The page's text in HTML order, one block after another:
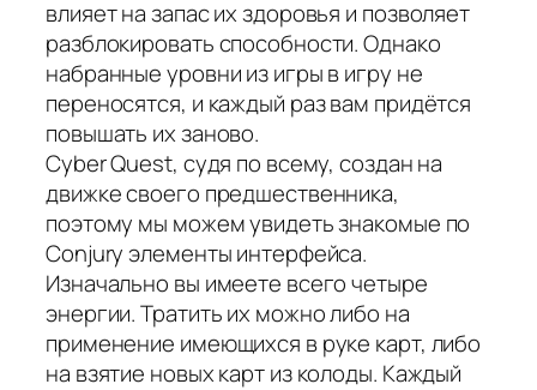
влияет на запас их здоровья и позволяет
разблокировать способности. Однако
набранные уровни из игры в игру не
переносятся, и каждый раз вам придётся
повышать их заново.
Cyber Quest, судя по всему, создан на
движке своего предшественника,
поэтому мы можем увидеть знакомые по
Conjury элементы интерфейса.
Изначально вы имеете всего четыре
энергии. Тратить их можно либо на
применение имеющихся в руке карт, либо
на взятие новых карт из колоды. Каждый